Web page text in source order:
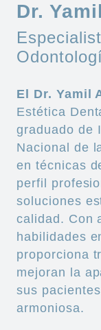
Dr.
El Dr. Yamil
Estética
graduado de
Nacional de
en técnicas
perfil
soluciones
calidad. Con
habilidades
proporciona
mejoran la
sus
armoniosa.